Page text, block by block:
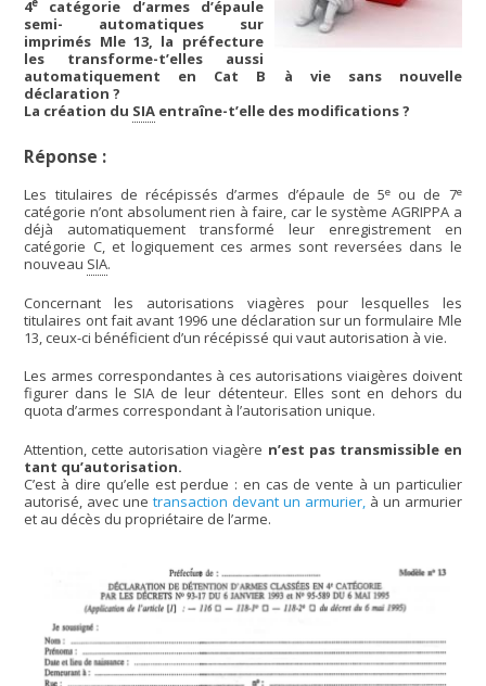
4e
catégorie d’armes d’épaule
semi- automatiques sur
imprimés Mle 13, la préfecture
les transforme-t’elles aussi
automatiquement en Cat B à vie sans nouvelle
déclaration ?
La création du SIA entraîne-t’elle des modifications ?
Réponse :
Les titulaires de récépissés d’armes d’épaule de 5eou de 7e
catégorie n’ont absolument rien à faire, car le système AGRIPPA a
déjà automatiquement transformé leur enregistrement en
catégorie C, et logiquement ces armes sont reversées dans le
nouveau SIA.
Concernant les autorisations viagères pour lesquelles les
titulaires ont fait avant 1996 une déclaration sur un formulaire Mle
13, ceux-ci bénéficient d’un récépissé qui vaut autorisation à vie.
Les armes correspondantes à ces autorisations viaigères doivent
figurer dans le SIA de leur détenteur. Elles sont en dehors du
quota d’armes correspondant à l’autorisation unique.
Attention, cette autorisation viagère n’est pas transmissible en
tant qu’autorisation.
C’est à dire qu’elle est perdue : en cas de vente à un particulier
autorisé, avec unetransaction devant un armurier,à un armurier
et au décès du propriétaire de l’arme.